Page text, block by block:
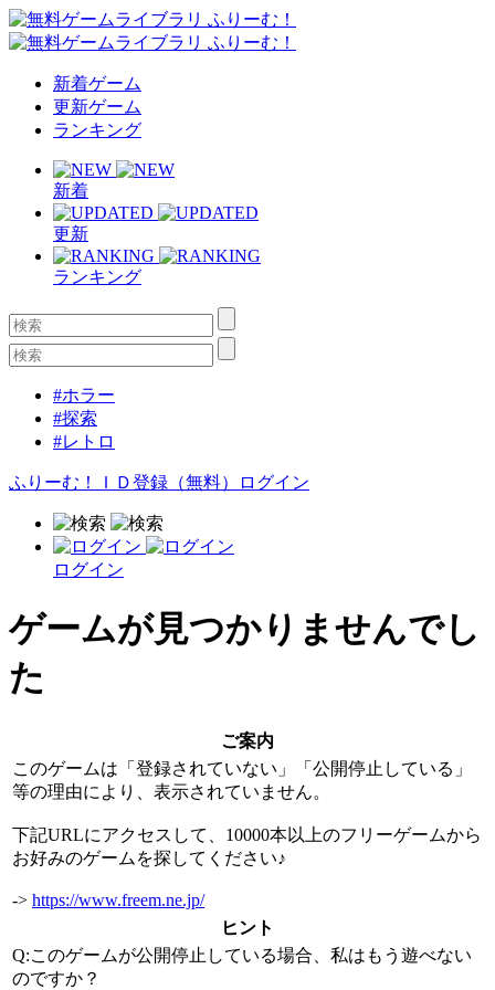
新着ゲーム
更新ゲーム
ランキング
新着
更新
ランキング
#ホラー
#探索
#レトロ
ふりーむ！ＩＤ登録（無料） ログイン
ログイン
ゲームが見つかりませんでし
た
ご案内
このゲームは「登録されていない」「公開停止している」
等の理由により、表示されていません。
下記URLにアクセスして、10000本以上のフリーゲームから
お好みのゲームを探してください♪
-> https://www.freem.ne.jp/
ヒント
Q:このゲームが公開停止している場合、私はもう遊べない
のですか？